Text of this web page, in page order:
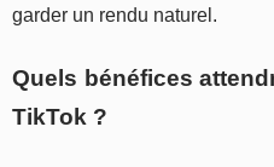
garder un rendu naturel.
Quels bénéfices
TikTok ?